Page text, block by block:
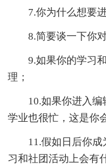
7.你为什么想要进
8.简要谈一下你对
9.如果你的学习和
理；
10.如果你进入编
学业也很忙，这是你
11.假如日后你成
习和社团活动上会有